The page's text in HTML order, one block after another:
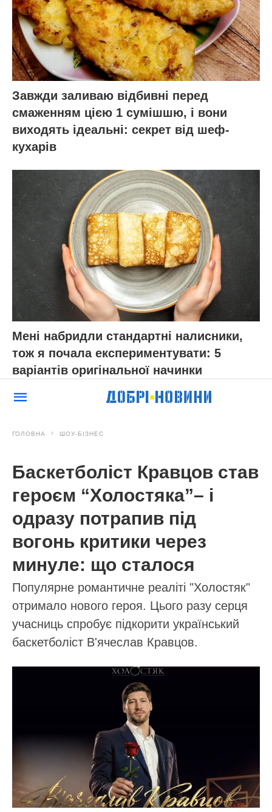
Завжди заливаю відбивні перед
смаженням цією 1 сумішшю, і вони
виходять ідеальні: секрет від шеф-
кухарів
Мені набридли стандартні налисники,
тож я почала експериментувати: 5
варіантів оригінальної начинки